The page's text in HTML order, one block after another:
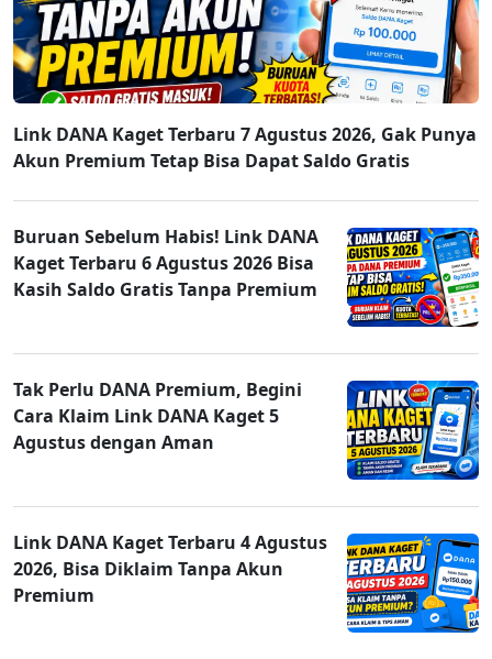
Link DANA Kaget Terbaru 7 Agustus 2026, Gak Punya
Akun Premium Tetap Bisa Dapat Saldo Gratis
Buruan Sebelum Habis! Link DANA
Kaget Terbaru 6 Agustus 2026 Bisa
Kasih Saldo Gratis Tanpa Premium
Tak Perlu DANA Premium, Begini
Cara Klaim Link DANA Kaget 5
Agustus dengan Aman
Link DANA Kaget Terbaru 4 Agustus
2026, Bisa Diklaim Tanpa Akun
Premium